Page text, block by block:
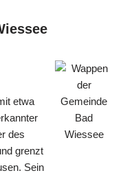
etwa
des
grenzt
Sein